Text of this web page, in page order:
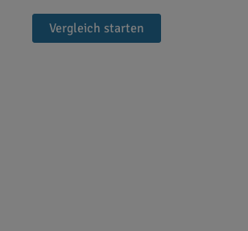
Vergleich starten